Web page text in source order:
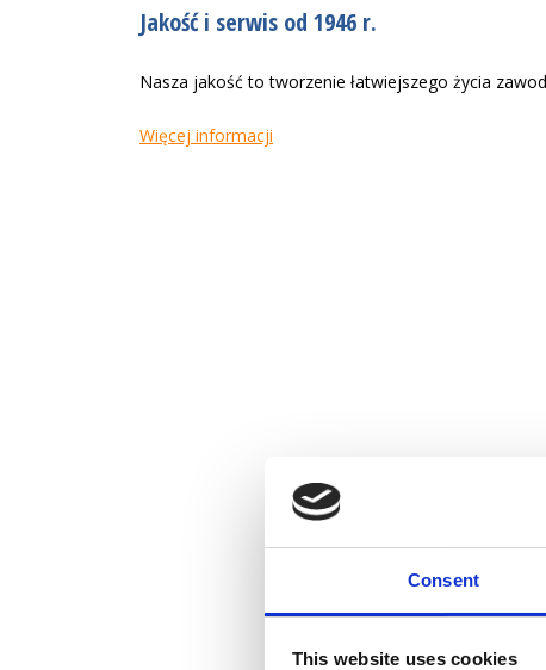
Consent
This website uses cookies
Jakość i serwis od 1946 r.
Nasza jakość to tworzenie łatwiejszego życia
Więcej informacji